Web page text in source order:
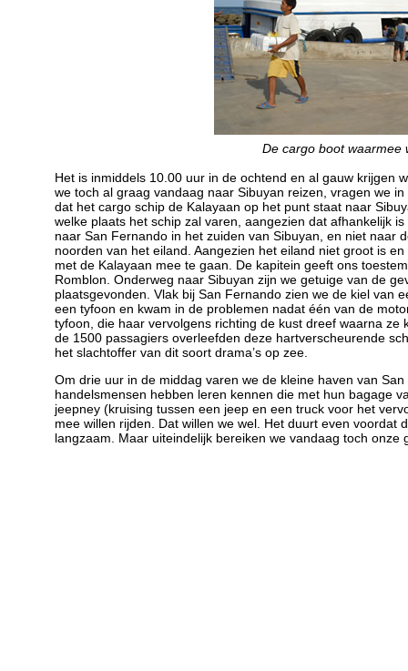
De cargo boot waarmee
Het is inmiddels 10.00 uur in de ochtend en al gauw krijgen
we toch al graag vandaag naar Sibuyan reizen, vragen we
dat het cargo schip de Kalayaan op het punt staat naar
welke plaats het schip zal varen, aangezien dat afhankelijk
naar San Fernando in het zuiden van Sibuyan, en niet naar
noorden van het eiland. Aangezien het eiland niet groot is
met de Kalayaan mee te gaan. De kapitein geeft ons
Romblon. Onderweg naar Sibuyan zijn we getuige van de
plaatsgevonden. Vlak bij San Fernando zien we de kiel van
een tyfoon en kwam in de problemen nadat één van de
tyfoon, die haar vervolgens richting de kust dreef waarna
de 1500 passagiers overleefden deze hartverscheurende
het slachtoffer van dit soort drama’s op zee.
Om drie uur in de middag varen we de kleine haven van
handelsmensen hebben leren kennen die met hun bagage
jeepney (kruising tussen een jeep en een truck voor het
mee willen rijden. Dat willen we wel. Het duurt even
langzaam. Maar uiteindelijk bereiken we vandaag toch